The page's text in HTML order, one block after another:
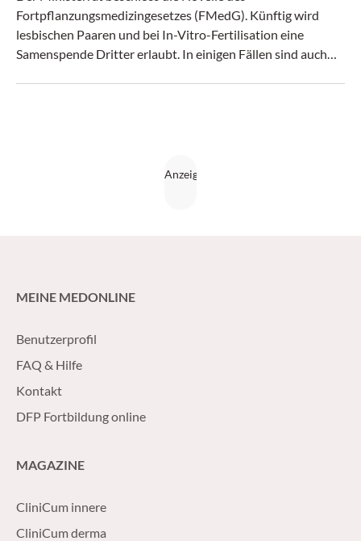
Fortpflanzungsmedizingesetzes (FMedG). Künftig wird
lesbischen Paaren und bei In-Vitro-Fertilisation eine
Samenspende Dritter erlaubt. In einigen Fällen sind auch
MEINE MEDONLINE
Benutzerprofil
FAQ & Hilfe
Kontakt
DFP Fortbildung online
MAGAZINE
CliniCum innere
CliniCum derma